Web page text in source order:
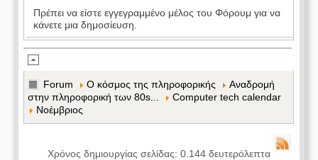
Πρέπει να είστε εγγεγραμμένο μέλος του Φόρουμ για να
κάνετε μια δημοσίευση.
Forum Ο κόσμος της πληροφορικής
Αναδρομή
στην πληροφορική των 80s...
Computer tech calendar
Νοέμβριος
Χρόνος δημιουργίας σελίδας: 0.144 δευτερόλεπτα